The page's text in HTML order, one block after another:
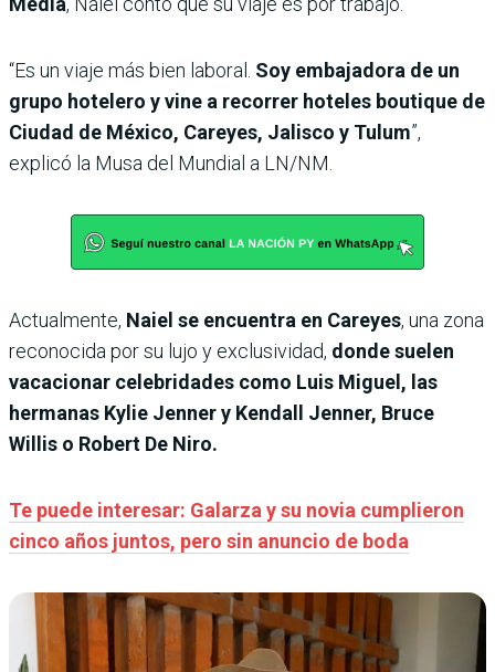
“Es un viaje más bien laboral. Soy embajadora de un
grupo hotelero y vine a recorrer hoteles boutique de
Ciudad de México, Careyes, Jalisco y Tulum”,
explicó la Musa del Mundial a LN/NM.
Actualmente, Naiel se encuentra en Careyes, una zona
reconocida por su lujo y exclusividad, donde suelen
vacacionar celebridades como Luis Miguel, las
hermanas Kylie Jenner y Kendall Jenner, Bruce
Willis o Robert De Niro.
Te puede interesar: Galarza y su novia cumplieron
cinco años juntos, pero sin anuncio de boda